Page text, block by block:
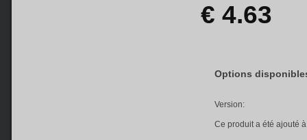
€ 4.63
Options
Version:
Ce produit a été ajouté